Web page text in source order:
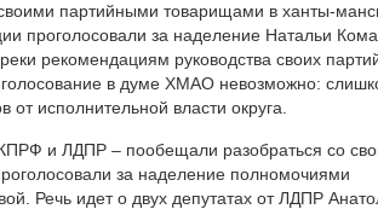
партийными товарищами в ханты-
проголосовали за наделение Натальи
рекомендациям руководства своих
голосование в думе ХМАО невозможно:
от исполнительной власти округа.
и ЛДПР – пообещали разобраться со
за наделение полномочиями
Речь идет о двух депутатах от ЛДПР